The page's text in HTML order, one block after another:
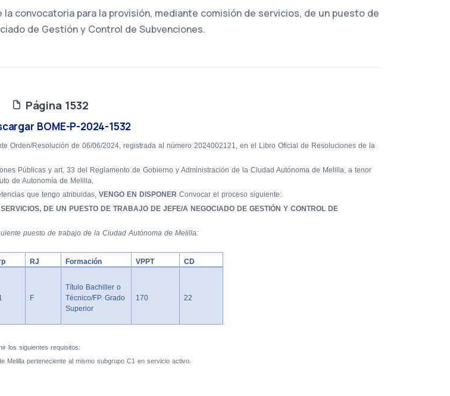
la convocatoria para la provisión, mediante comisión de servicios, de un puesto de
de Gestión y Control de Subvenciones.
Página 1532
BOME-P-2024-1532
Orden/Resolución de 06/06/2024, registrada al número 2024002121, en el Libro Oficial de Resoluciones de la
Públicas y art. 33 del Reglamento de Gobierno y Administración de la Ciudad Autónoma de Melilla, a tenor
de Autonomía de Melilla,
que tengo atribuidas, VENGO EN DISPONER Convocar el proceso siguiente:
DE UN PUESTO DE TRABAJO DE JEFE/A NEGOCIADO DE GESTIÓN Y CONTROL DE
puesto de trabajo de la Ciudad Autónoma de Melilla:
RJ Formación VPPT CD
F
Título Bachiller o
Técnico/FP. Grado
Superior
170 22
los siguientes requisitos:
Melilla perteneciente al mismo subgrupo C1 en servicio activo.